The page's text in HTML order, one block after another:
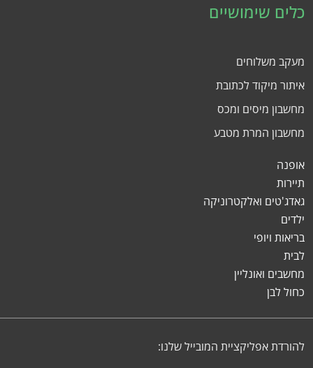
כלים שימושיים
מעקב משלוחים
איתור מיקוד לכתובת
מחשבון מיסים ומכס
מחשבון המרת מטבע
אופנה
תיירות
גאדג'טים ואלקטרוניקה
ילדים
בריאות ויופי
לבית
מחשבים ואונליין
כחול לבן
להורדת אפליקציית המובייל שלנו: